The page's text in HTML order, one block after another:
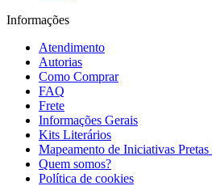
Informações
Atendimento
Autorias
Como Comprar
FAQ
Frete
Informações Gerais
Kits Literários
Mapeamento de Iniciativas
Quem somos?
Política de cookies